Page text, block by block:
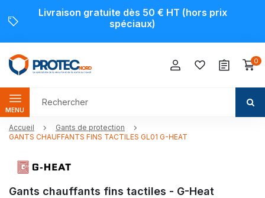
Livraison gratuite dès 50 € HT (hors prix
spéciaux)
0
MENU
Accueil
Gants de protection
GANTS CHAUFFANTS FINS TACTILES GL01 G-HEAT
Gants chauffants fins tactiles - G-Heat